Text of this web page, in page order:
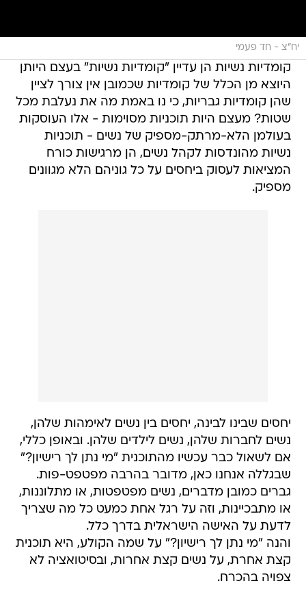
יח"צ - חד פעמי
קומדיות נשיות הן עדיין "קומדיות נשיות" בעצם היותן
היוצא מן הכלל של קומדיות שכמובן אין צורך לציין
שהן קומדיות גבריות, כי נו באמת מה את נעלבת מכל
שטות? מעצם היות תוכניות מסוימות - אלו העוסקות
בעולמן הלא-מרתק-מספיק של נשים - תוכניות
נשיות מהונדסות לקהל נשים, הן מרגישות כורח
המציאות לעסוק ביחסים על כל גוניהם הלא מגוונים
מספיק.
יחסים שבינו לבינה, יחסים בין נשים לאימהות שלהן,
נשים לחברות שלהן, נשים לילדים שלהן. ובאופן כללי,
אם לשאול כבר עכשיו מהתוכנית "מי נתן לך רישיון?"
שבגללה אנחנו כאן, מדובר בהרבה מפטפט-פות.
גברים כמובן מדברים, נשים מפטפטות, או מתלוננות,
או מתבכיינות, וזה על רגל אחת כמעט כל מה שצריך
לדעת על האישה הישראלית בדרך כלל.
והנה "מי נתן לך רישיון?" על שמה הקולע, היא תוכנית
קצת אחרת, על נשים קצת אחרות, ובסיטואציה לא
צפויה בהכרח.